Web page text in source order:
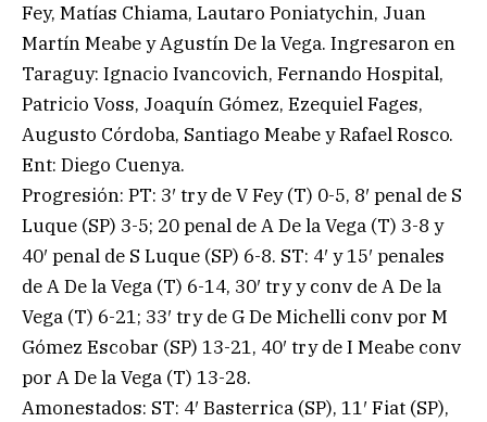
Fey, Matías Chiama, Lautaro Poniatychin, Juan
Martín Meabe y Agustín De la Vega. Ingresaron en
Taraguy: Ignacio Ivancovich, Fernando Hospital,
Patricio Voss, Joaquín Gómez, Ezequiel Fages,
Augusto Córdoba, Santiago Meabe y Rafael Rosco.
Ent: Diego Cuenya.
Progresión: PT: 3′ try de V Fey (T) 0-5, 8′ penal de S
Luque (SP) 3-5; 20 penal de A De la Vega (T) 3-8 y
40′ penal de S Luque (SP) 6-8. ST: 4′ y 15′ penales
de A De la Vega (T) 6-14, 30′ try y conv de A De la
Vega (T) 6-21; 33′ try de G De Michelli conv por M
Gómez Escobar (SP) 13-21, 40′ try de I Meabe conv
por A De la Vega (T) 13-28.
Amonestados: ST: 4′ Basterrica (SP), 11′ Fiat (SP),